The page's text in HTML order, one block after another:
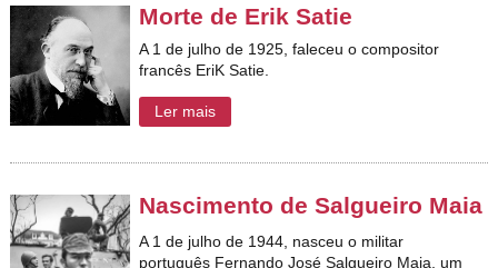
Morte de Erik Satie
A 1 de julho de 1925, faleceu o compositor
francês EriK Satie.
Ler mais
Nascimento de Salgueiro Maia
A 1 de julho de 1944, nasceu o militar
português Fernando José Salgueiro Maia, um